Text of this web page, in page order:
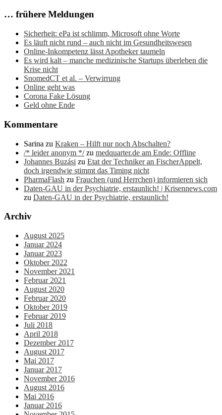
… frühere Meldungen
Sicherheit: ePa ist schlimm, Microsoft ohne Worte
Es läuft nicht rund – auch nicht im Gesundheitswesen
Online-Inkompetenz lässt Apotheker taumeln
Es wird kalt – manche medizinische Startups überleben die
Krise nicht
SnomedCT et al. – Verwirrung
Online geht was
Corona Fake Lösung
Geld ohne Ende
Kommentare
Sarina zu Kraken – Hilft nur noch Abschalten?
/* leider anonym */zu medquarter.de am Ende: Offline
Johannes Buzási zu Etat der Techniker an FischerAppelt,
doch irgendwie stimmt das Timing nicht
PharmaFlash zu Frauchen (und Herrchen) informieren sich
Daten-GAU in der Psychiatrie, erstaunlich! | Krisennews.com
zu Daten-GAU in der Psychiatrie, erstaunlich!
Archiv
August 2025
Januar 2024
Januar 2023
Oktober 2022
November 2021
Februar 2021
August 2020
Februar 2020
Oktober 2019
Februar 2019
Juli 2018
April 2018
Dezember 2017
August 2017
Mai 2017
Januar 2017
November 2016
August 2016
Mai 2016
Januar 2016